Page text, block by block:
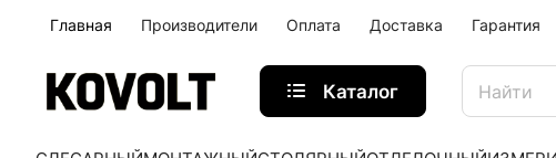
Главная Производители Оплата Доставка Гарантия
Каталог